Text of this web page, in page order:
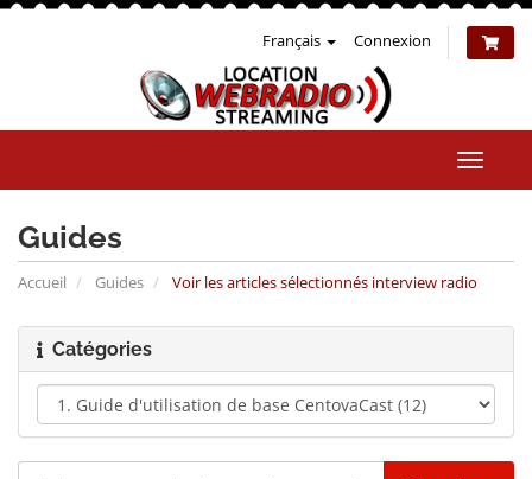
Français Connexion
la
Guides
Accueil Guides Voir les articles sélectionnés interview radio
Catégories